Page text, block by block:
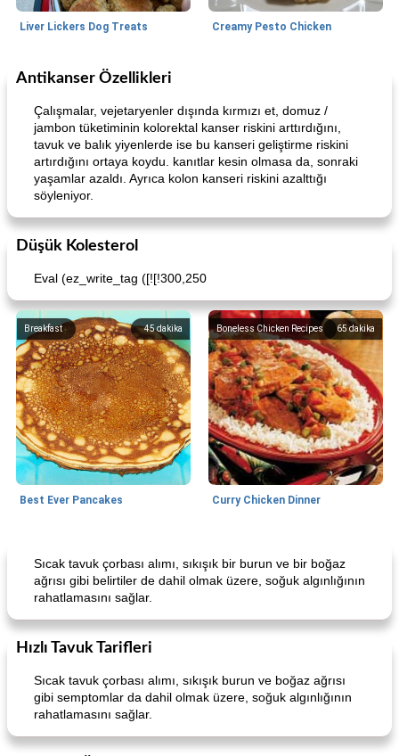
Liver Lickers Dog Treats Creamy Pesto Chicken
40dakika
Pork
Antikanser Özellikleri
Çalışmalar, vejetaryenler dışında kırmızı et, domuz /
jambon tüketiminin kolorektal kanser riskini arttırdığını,
tavuk ve balık yiyenlerde ise bu kanseri geliştirme riskini
artırdığını ortaya koydu. kanıtlar kesin olmasa da, sonraki
yaşamlar azaldı. Ayrıca kolon kanseri riskini azalttığı
söyleniyor.
Düşük Kolesterol
Eval (ez_write_tag ([![!300,250
45dakika
Breakfast
Best Ever Pancakes
65 dakika
Boneless Chicken Recipes
Curry Chicken Dinner
Creamy Pesto Chicken
Sıcak tavuk çorbası alımı, sıkışık bir burun ve bir boğaz
ağrısı gibi belirtiler de dahil olmak üzere, soğuk algınlığının
rahatlamasını sağlar.
Hızlı Tavuk Tarifleri
Sıcak tavuk çorbası alımı, sıkışık burun ve boğaz ağrısı
gibi semptomlar da dahil olmak üzere, soğuk algınlığının
rahatlamasını sağlar.